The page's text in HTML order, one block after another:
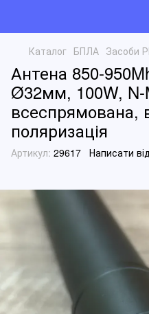
Каталог БПЛА Засоби
Антена 850-
Ø32мм, 100W,
всеспрямована,
поляризація
Артикул: 29617 Написати